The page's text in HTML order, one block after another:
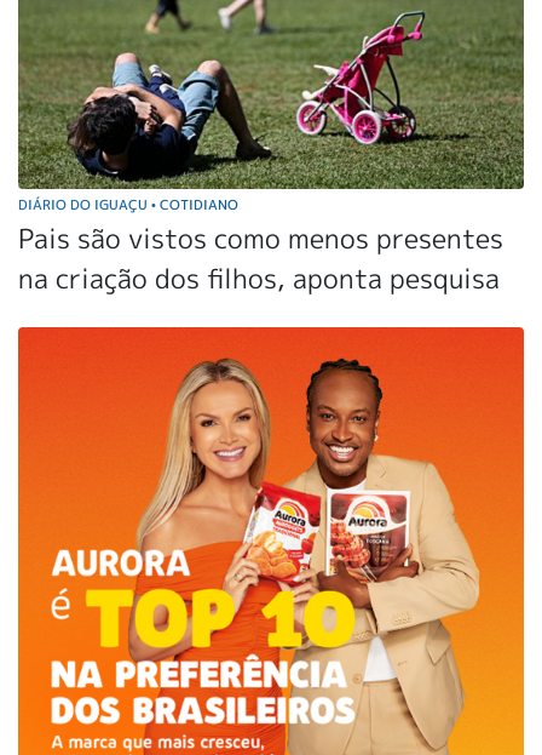
DIÁRIO DO IGUAÇU • COTIDIANO
Pais são vistos como menos presentes
na criação dos filhos, aponta pesquisa